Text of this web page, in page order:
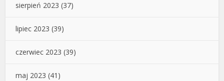
sierpień 2023 (37)
lipiec 2023 (39)
czerwiec 2023 (39)
maj 2023 (41)